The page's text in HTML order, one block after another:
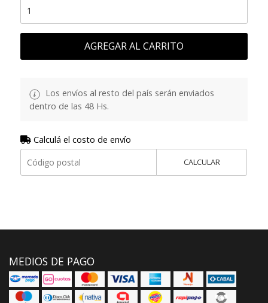
AGREGAR AL CARRITO
Los envíos al resto del país serán enviados
dentro de las 48 Hs.
Calculá el costo de envío
CALCULAR
MEDIOS DE PAGO